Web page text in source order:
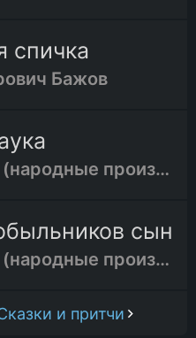
спичка
Бажов
Без автора (народные произведения)
сын
Без автора (народные произведения)
и притчи